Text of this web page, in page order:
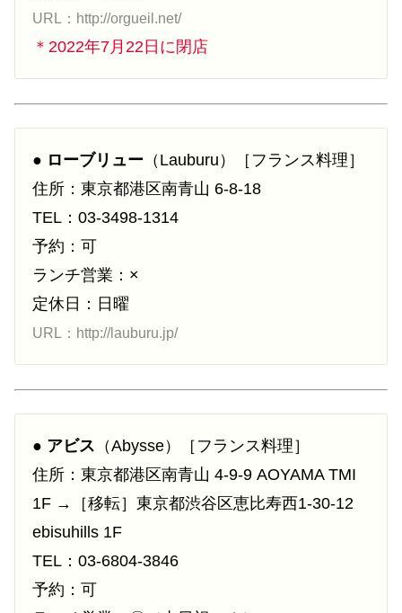
URL：http://orgueil.net/
＊2022年7月22日に閉店
● ローブリュー （Lauburu）［フランス料理］
住所：東京都港区南青山 6-8-18
TEL：03-3498-1314
予約：可
ランチ営業：×
定休日：日曜
URL：http://lauburu.jp/
● アビス （Abysse）［フランス料理］
住所：東京都港区南青山 4-9-9 AOYAMA TMI
1F →［移転］東京都渋谷区恵比寿西1-30-12
ebisuhills 1F
TEL：03-6804-3846
予約：可